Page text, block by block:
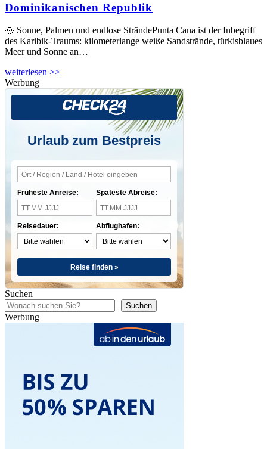
Dominikanischen Republik
🌞 Sonne, Palmen und endlose SträndePunta Cana ist der Inbegriff
des Karibik-Traums: kilometerlange weiße Sandstrände, türkisblaues
Meer und Sonne an…
weiterlesen >>
Werbung
Urlaub zum Bestpreis
Früheste Anreise:
Reisedauer:
Späteste Abreise:
Abflughafen:
Reise finden »
Suchen
Suchen
Werbung